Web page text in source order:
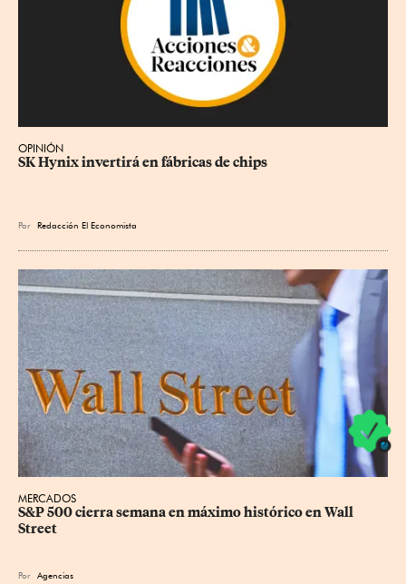
OPINIÓN
SK Hynix invertirá en fábricas de chips
Por Redacción El Economista
MERCADOS
S&P 500 cierra semana en máximo histórico en Wall
Street
Por Agencias